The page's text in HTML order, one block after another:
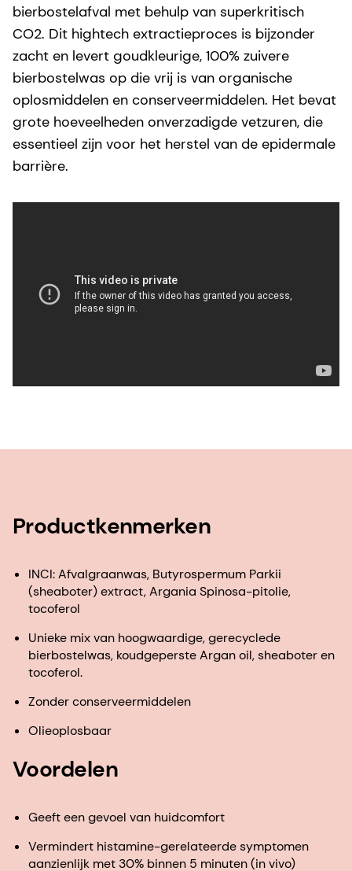
bierbostelafval met behulp van superkritisch
CO2. Dit hightech extractieproces is bijzonder
zacht en levert goudkleurige, 100% zuivere
bierbostelwas op die vrij is van organische
oplosmiddelen en conserveermiddelen. Het bevat
grote hoeveelheden onverzadigde vetzuren, die
essentieel zijn voor het herstel van de epidermale
barrière.
Productkenmerken
INCI: Afvalgraanwas, Butyrospermum Parkii
(sheaboter) extract, Argania Spinosa-pitolie,
tocoferol
Unieke mix van hoogwaardige, gerecyclede
bierbostelwas, koudgeperste Argan oil, sheaboter en
tocoferol.
Zonder conserveermiddelen
Olieoplosbaar
Voordelen
Geeft een gevoel van huidcomfort
Vermindert histamine-gerelateerde symptomen
aanzienlijk met 30% binnen 5 minuten (in vivo)